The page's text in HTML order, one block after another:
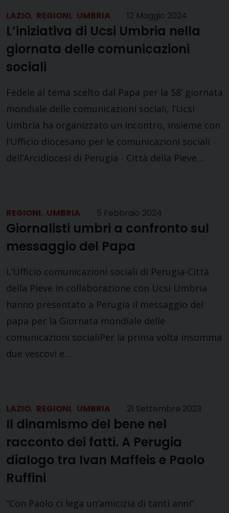
LAZIO, REGIONI, UMBRIA 12 Maggio 2024
L’iniziativa di Ucsi Umbria nella
giornata delle comunicazioni
sociali
Fedele al tema scelto dal Papa per la 58’ giornata
mondiale delle comunicazioni sociali, l’Ucsi
Umbria ha organizzato un incontro, insieme con
l’Ufficio diocesano per le comunicazioni sociali
dell’Arcidiocesi di Perugia - Città della Pieve…
REGIONI, UMBRIA 5 Febbraio 2024
Giornalisti umbri a confronto sul
messaggio del Papa
L’Ufficio comunicazioni sociali di Perugia-Città
della Pieve in collaborazione con Ucsi Umbria
hanno presentato a Perugia il messaggio del
papa per la Giornata mondiale delle
comunicazioni socialiPer la prima volta insomma
due vescovi e…
LAZIO, REGIONI, UMBRIA 21 Settembre 2023
Il dinamismo del bene nel
racconto dei fatti. A Perugia
dialogo tra Ivan Maffeis e Paolo
Ruffini
“Con Paolo ci lega un’amicizia di tanti anni”.